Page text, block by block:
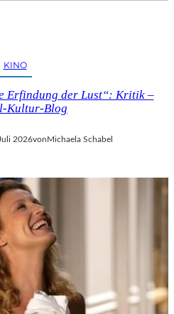
KINO
Erfindung der Lust“: Kritik –
Kultur-Blog
2026vonMichaela Schabel